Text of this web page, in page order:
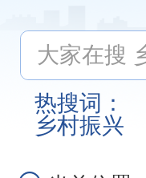
热搜词：
乡村振兴